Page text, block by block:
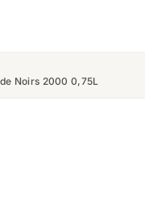
Noirs 2000 0,75L